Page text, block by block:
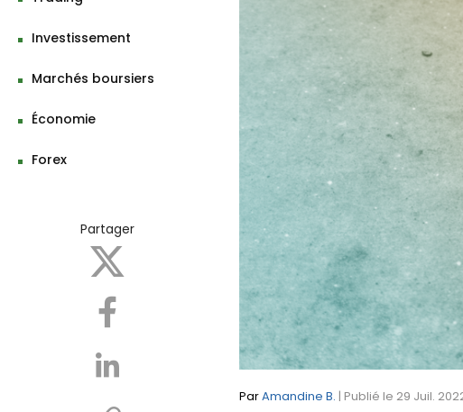
Investissement
Marchés boursiers
Économie
Forex
Partager
ParAmandine B. | Publié le 29 Juil.